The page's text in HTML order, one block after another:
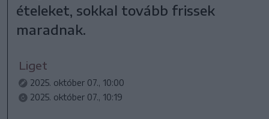
ételeket, sokkal tovább frissek
maradnak.
Liget
2025. október 07., 10:00
2025. október 07., 10:19